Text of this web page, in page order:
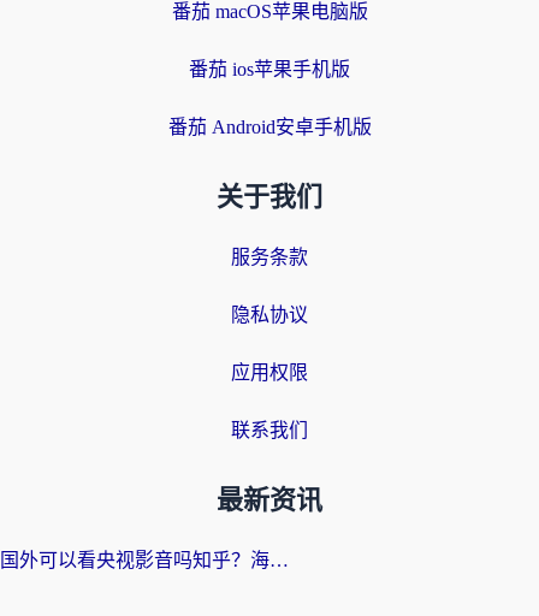
番茄 macOS苹果电脑版
番茄 ios苹果手机版
番茄 Android安卓手机版
关于我们
服务条款
隐私协议
应用权限
联系我们
最新资讯
国外可以看央视影音吗知乎？海外党亲测有效的回国加速方案